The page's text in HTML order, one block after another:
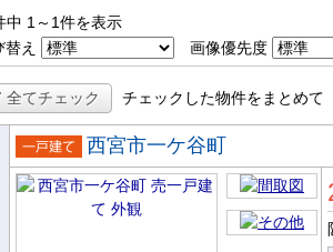
中 1～1件を表示
替え
画像優先度
全てチェック チェックした物件をまとめて
売一戸建
て
西宮市一ケ谷町